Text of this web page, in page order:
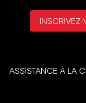
ASSISTANCE À LA